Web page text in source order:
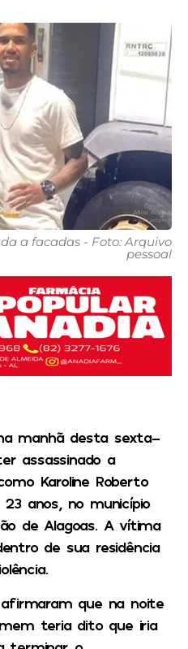
a facadas - Foto: Arquivo
pessoal
manhã desta sexta-
assassinado a
Karoline Roberto
anos, no município
de Alagoas. A vítima
de sua residência
que na noite
teria dito que iria